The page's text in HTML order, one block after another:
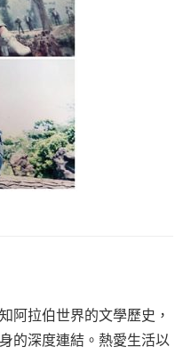
阿拉伯世界的文學歷史，
的深度連結。熱愛生活以